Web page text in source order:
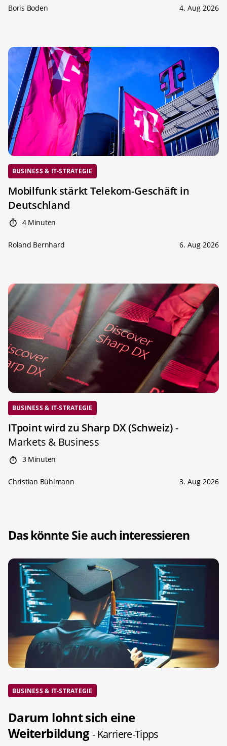
Boris Boden 4. Aug 2026
BUSINESS & IT-STRATEGIE
Mobilfunk stärkt Telekom-Geschäft in
Deutschland
4 Minuten
Roland Bernhard 6. Aug 2026
BUSINESS & IT-STRATEGIE
ITpoint wird zu Sharp DX (Schweiz)-
Markets & Business
3 Minuten
Christian Bühlmann 3. Aug 2026
Das könnte Sie auch interessieren
BUSINESS & IT-STRATEGIE
Darum lohnt sich eine
Weiterbildung- Karriere-Tipps